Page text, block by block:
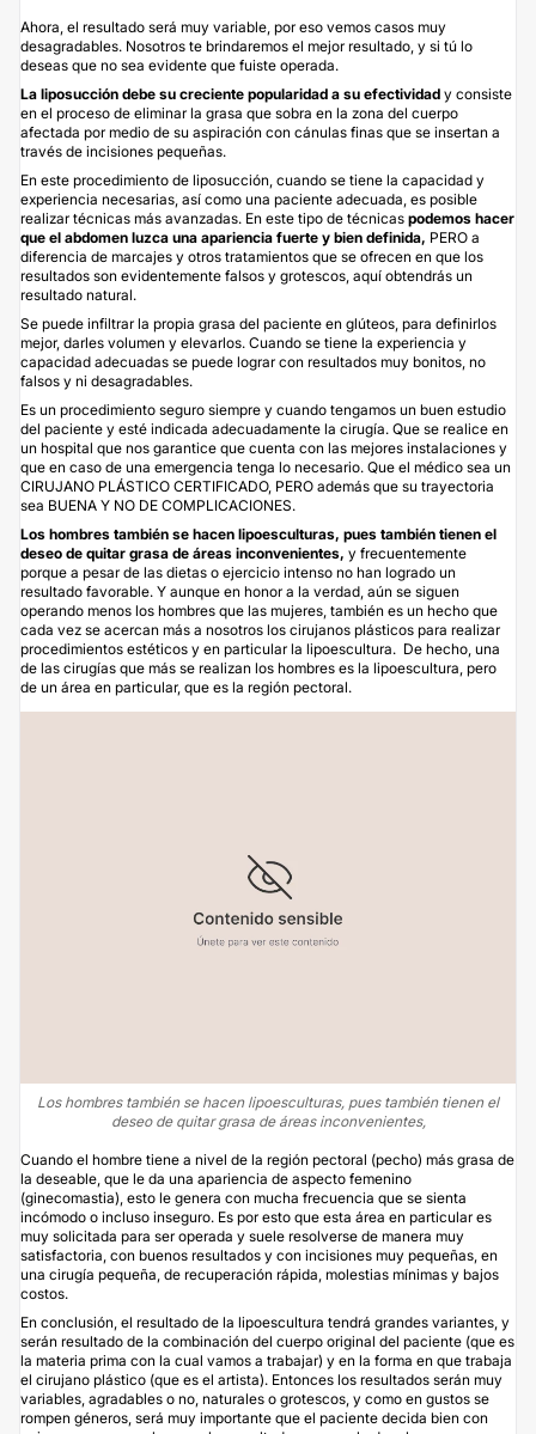
Ahora, el resultado será muy variable, por eso vemos casos muy
desagradables. Nosotros te brindaremos el mejor resultado, y si tú lo
deseas que no sea evidente que fuiste operada.
La liposucción debe su creciente popularidad a su efectividad y consiste
en el proceso de eliminar la grasa que sobra en la zona del cuerpo
afectada por medio de su aspiración con cánulas finas que se insertan a
través de incisiones pequeñas.
En este procedimiento de liposucción, cuando se tiene la capacidad y
experiencia necesarias, así como una paciente adecuada, es posible
realizar técnicas más avanzadas. En este tipo de técnicas podemos hacer
que el abdomen luzca una apariencia fuerte y bien definida, PERO a
diferencia de marcajes y otros tratamientos que se ofrecen en que los
resultados son evidentemente falsos y grotescos, aquí obtendrás un
resultado natural.
Se puede infiltrar la propia grasa del paciente en glúteos, para definirlos
mejor, darles volumen y elevarlos. Cuando se tiene la experiencia y
capacidad adecuadas se puede lograr con resultados muy bonitos, no
falsos y ni desagradables.
Es un procedimiento seguro siempre y cuando tengamos un buen estudio
del paciente y esté indicada adecuadamente la cirugía. Que se realice en
un hospital que nos garantice que cuenta con las mejores instalaciones y
que en caso de una emergencia tenga lo necesario. Que el médico sea un
CIRUJANO PLÁSTICO CERTIFICADO, PERO además que su trayectoria
sea BUENA Y NO DE COMPLICACIONES.
Los hombres también se hacen lipoesculturas, pues también tienen el
deseo de quitar grasa de áreas inconvenientes, y frecuentemente
porque a pesar de las dietas o ejercicio intenso no han logrado un
resultado favorable. Y aunque en honor a la verdad, aún se siguen
operando menos los hombres que las mujeres, también es un hecho que
cada vez se acercan más a nosotros los cirujanos plásticos para realizar
procedimientos estéticos y en particular la lipoescultura. De hecho, una
de las cirugías que más se realizan los hombres es la lipoescultura, pero
de un área en particular, que es la región pectoral.
Los hombres también se hacen lipoesculturas, pues también tienen el
deseo de quitar grasa de áreas inconvenientes,
Cuando el hombre tiene a nivel de la región pectoral (pecho) más grasa de
la deseable, que le da una apariencia de aspecto femenino
(ginecomastia), esto le genera con mucha frecuencia que se sienta
incómodo o incluso inseguro. Es por esto que esta área en particular es
muy solicitada para ser operada y suele resolverse de manera muy
satisfactoria, con buenos resultados y con incisiones muy pequeñas, en
una cirugía pequeña, de recuperación rápida, molestias mínimas y bajos
costos.
En conclusión, el resultado de la lipoescultura tendrá grandes variantes, y
serán resultado de la combinación del cuerpo original del paciente (que es
la materia prima con la cual vamos a trabajar) y en la forma en que trabaja
el cirujano plástico (que es el artista). Entonces los resultados serán muy
variables, agradables o no, naturales o grotescos, y como en gustos se
rompen géneros, será muy importante que el paciente decida bien con